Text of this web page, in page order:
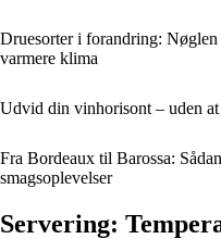
Druesorter i forandring:
varmere klima
Udvid din vinhorisont – uden
Fra Bordeaux til Barossa:
smagsoplevelser
Servering: